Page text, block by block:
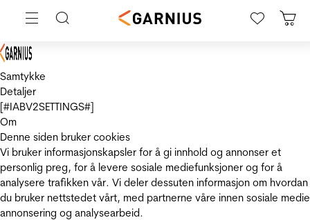
Samtykke
Detaljer
[#IABV2SETTINGS#]
Om
Denne siden bruker cookies
Vi bruker informasjonskapsler for å gi innhold og annonser et
personlig preg, for å levere sosiale mediefunksjoner og for å
analysere trafikken vår. Vi deler dessuten informasjon om hvordan
du bruker nettstedet vårt, med partnerne våre innen sosiale
annonsering og analysearbeid.